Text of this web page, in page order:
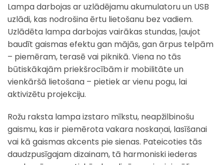
Lampa darbojas ar uzlādējamu akumulatoru un USB
uzlādi, kas nodrošina ērtu lietošanu bez vadiem.
Uzlādēta lampa darbojas vairākas stundas, ļaujot
baudīt gaismas efektu gan mājās, gan ārpus telpām
– piemēram, terasē vai piknikā. Viena no tās
būtiskākajām priekšrocībām ir mobilitāte un
vienkāršā lietošana – pietiek ar vienu pogu, lai
aktivizētu projekciju.
Rožu raksta lampa izstaro mīkstu, neapžilbinošu
gaismu, kas ir piemērota vakara noskaņai, lasīšanai
vai kā gaismas akcents pie sienas. Pateicoties tās
daudzpusīgajam dizainam, tā harmoniski iederas